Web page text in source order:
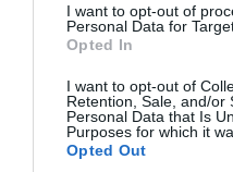
I want to opt-out of
Personal Data for
Opted In
I want to opt-out of
Retention, Sale, and/or
Personal Data that Is
Purposes for which it
Opted Out
«αντίο» στον
Ψάθα
06.08.2026 | 20:53